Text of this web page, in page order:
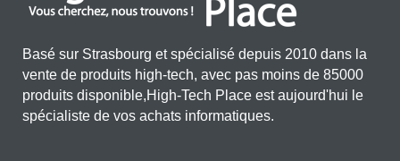
Basé sur Strasbourg et spécialisé depuis 2010 dans la
vente de produits high-tech, avec pas moins de 85000
produits disponible,High-Tech Place est aujourd'hui le
spécialiste de vos achats informatiques.